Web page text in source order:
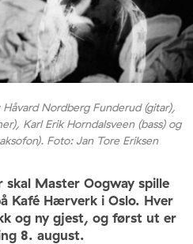
Nordberg Funderud (gitar),
Karl Erik Horndalsveen (bass) og
Foto: Jan Tore Eriksen
skal Master Oogway spille
Kafé Hærverk i Oslo. Hver
og ny gjest, og først ut er
8. august.